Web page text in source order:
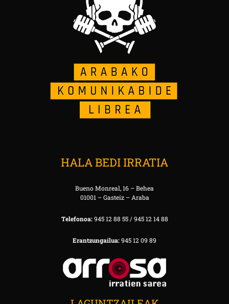
HALA BEDI IRRATIA
Bueno Monreal, 16 – Behea
01001 – Gasteiz – Araba
Telefonoa:945 12 88 55 / 945 12 14 88
Erantzungailua:945 12 09 89